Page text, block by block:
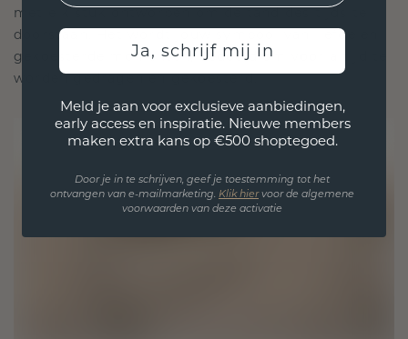
met elk stuk ontworpen om de tand des tijds te
doorstaan. Het wordt jouw symbool van liefde en
gekoesterde momenten, bedoeld om voor altijd te
worden gedragen en gekoesterd.
Ja, schrijf mij in
Meld je aan voor exclusieve aanbiedingen,
early access en inspiratie. Nieuwe members
maken extra kans op €500 shoptegoed.
Door je in te schrijven, geef je toestemming tot het
ontvangen van e-mailmarketing. Klik hiervoor de algemene
voorwaarden van deze activatie